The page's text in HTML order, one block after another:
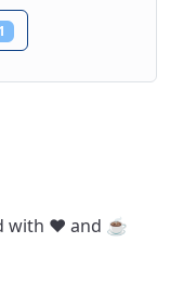
1
with ❤️ and ☕️